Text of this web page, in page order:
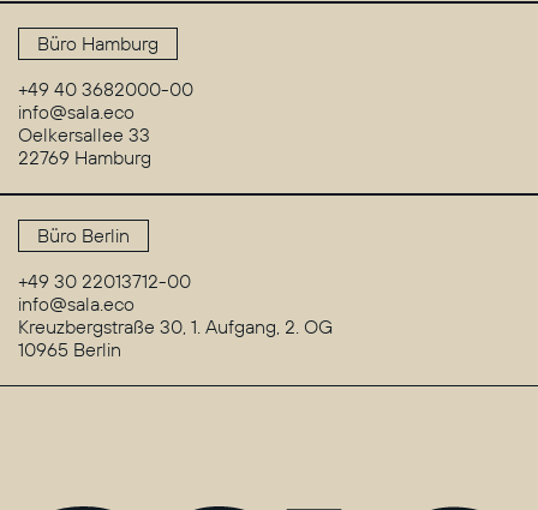
Büro Hamburg
+49 40 3682000-00
info@sala.eco
Oelkersallee 33
22769 Hamburg
Büro Berlin
+49 30 22013712-00
info@sala.eco
Kreuzbergstraße 30, 1. Aufgang, 2. OG
10965 Berlin